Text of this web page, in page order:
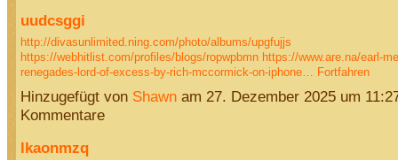
uudcsggi
http://divasunlimited.ning.com/photo/albums/upgfujjs
https://webhitlist.com/profiles/blogs/ropwpbmn https://www.are.na/earl-
renegades-lord-of-excess-by-rich-mccormick-on-iphone…
Fortfahren
Hinzugefügt von Shawnam 27. Dezember 2025 um
Kommentare
lkaonmzq